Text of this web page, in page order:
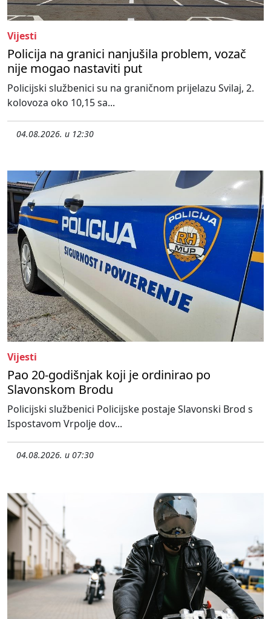
Vijesti
Policija na granici nanjušila problem, vozač
nije mogao nastaviti put
Policijski službenici su na graničnom prijelazu Svilaj, 2.
kolovoza oko 10,15 sa...
04.08.2026. u 12:30
Vijesti
Pao 20-godišnjak koji je ordinirao po
Slavonskom Brodu
Policijski službenici Policijske postaje Slavonski Brod s
Ispostavom Vrpolje dov...
04.08.2026. u 07:30